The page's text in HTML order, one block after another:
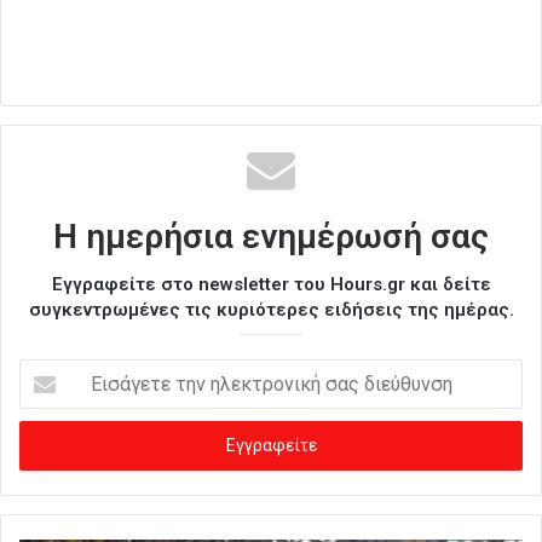
Η ημερήσια ενημέρωσή σας
Εγγραφείτε στο newsletter του Hours.gr και δείτε
συγκεντρωμένες τις κυριότερες ειδήσεις της ημέρας.
σ
γ
ε